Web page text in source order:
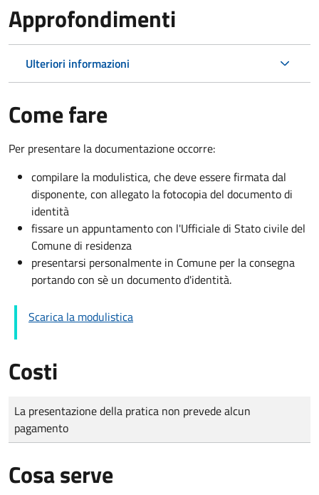
Approfondimenti
Ulteriori informazioni
Come fare
Per presentare la documentazione occorre:
compilare la modulistica, che deve essere firmata dal
disponente, con allegato la fotocopia del documento di
identità
fissare un appuntamento con l'Ufficiale di Stato civile del
Comune di residenza
presentarsi personalmente in Comune per la consegna
portando con sè un documento d'identità.
Scarica la modulistica
Costi
Tipo di pagamento
Importo
La presentazione della pratica non prevede alcun
pagamento
Cosa serve